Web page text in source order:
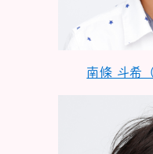
南條 斗希